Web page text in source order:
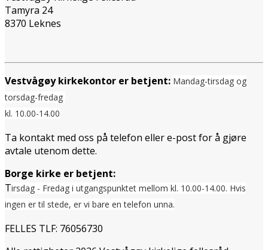
Tamyra 24
8370 Leknes
Vestvågøy kirkekontor er betjent: Mandag-tirsdag og
torsdag-fredag
kl. 10.00-14.00
Ta kontakt med oss på telefon eller e-post for å gjøre
avtale utenom dette.
Borge kirke er betjent:
Tirsdag - Fredag i utgangspunktet mellom kl. 10.00-14.00. Hvis
ingen er til stede, er vi bare en telefon unna.
FELLES TLF: 76056730